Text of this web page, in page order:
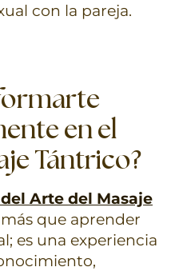
con la pareja.
en el
Tántrico?
Arte del Masaje
que aprender
es una experiencia